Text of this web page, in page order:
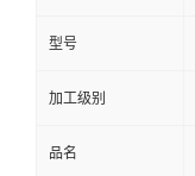
型号
加工级别
品名